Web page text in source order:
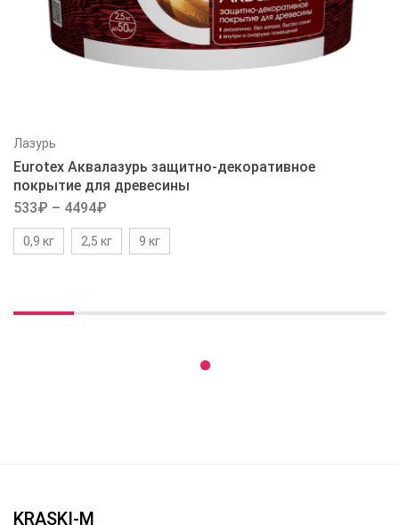
Лазурь
Eurotex Аквалазурь защитно-декоративное
покрытие для древесины
533₽ – 4494₽
0,9 кг 2,5 кг 9 кг
Вы недавно смотрели
KRASKI-M